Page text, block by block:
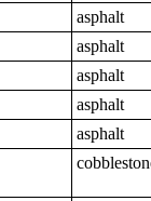
asphalt
asphalt
asphalt
asphalt
asphalt